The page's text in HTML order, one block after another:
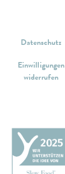
Datenschutz
Einwilligungen
widerrufen